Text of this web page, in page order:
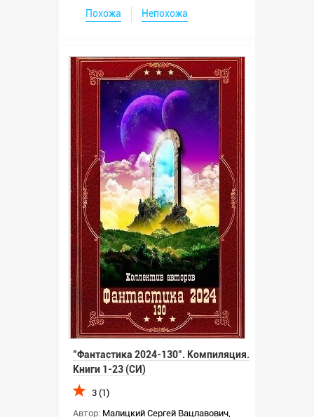
Похожа Непохожа
"Фантастика 2024-130". Компиляция.
Книги 1-23 (СИ)
3 (1)
Автор: Малицкий Сергей Вацлавович,